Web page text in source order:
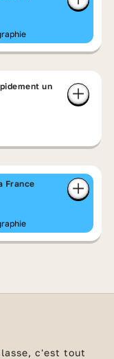
un
France
c'est tout